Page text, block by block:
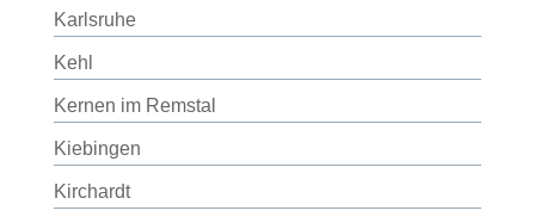
Karlsruhe
Kehl
Kernen im Remstal
Kiebingen
Kirchardt